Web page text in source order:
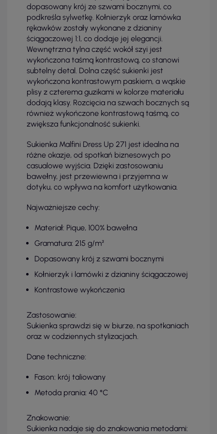
dopasowany krój ze szwami bocznymi, co
podkreśla sylwetkę. Kołnierzyk oraz lamówka
rękawków zostały wykonane z dzianiny
ściągaczowej 1:1, co dodaje jej elegancji.
Wewnętrzna tylna część wokół szyi jest
wykończona taśmą kontrastową, co stanowi
subtelny detal. Dolna część sukienki jest
wykończona kontrastowym paskiem, a wąskie
plisy z czterema guzikami w kolorze materiału
dodają klasy. Rozcięcia na szwach bocznych są
również wykończone kontrastową taśmą, co
zwiększa funkcjonalność sukienki.
Sukienka Malfini Dress Up 271 jest idealna na
różne okazje, od spotkań biznesowych po
casualowe wyjścia. Dzięki zastosowaniu
bawełny, jest przewiewna i przyjemna w
dotyku, co wpływa na komfort użytkowania.
Najważniejsze cechy:
Materiał: Pique, 100% bawełna
Gramatura: 215 g/m²
Dopasowany krój z szwami bocznymi
Kołnierzyk i lamówki z dzianiny ściągaczowej
Kontrastowe wykończenia
Zastosowanie:
Sukienka sprawdzi się w biurze, na spotkaniach
oraz w codziennych stylizacjach.
Dane techniczne:
Fason: krój taliowany
Metoda prania: 40 °C
Znakowanie:
Sukienka nadaje się do znakowania metodami: